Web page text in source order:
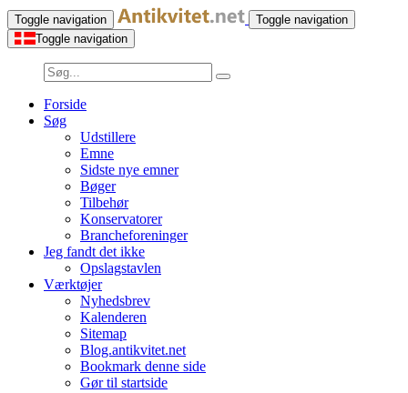
Toggle navigation
Toggle navigation
Toggle navigation
Forside
Søg
Udstillere
Emne
Sidste nye emner
Bøger
Tilbehør
Konservatorer
Brancheforeninger
Jeg fandt det ikke
Opslagstavlen
Værktøjer
Nyhedsbrev
Kalenderen
Sitemap
Blog.antikvitet.net
Bookmark denne side
Gør til startside